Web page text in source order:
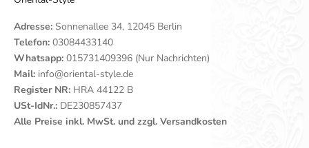
Adresse: Sonnenallee 34, 12045 Berlin
Telefon: 03084433140
Whatsapp: 015731409396 (Nur Nachrichten)
Mail: info@oriental-style.de
Register NR: HRA 44122 B
USt-IdNr.: DE230857437
Alle Preise inkl. MwSt. und zzgl. Versandkosten